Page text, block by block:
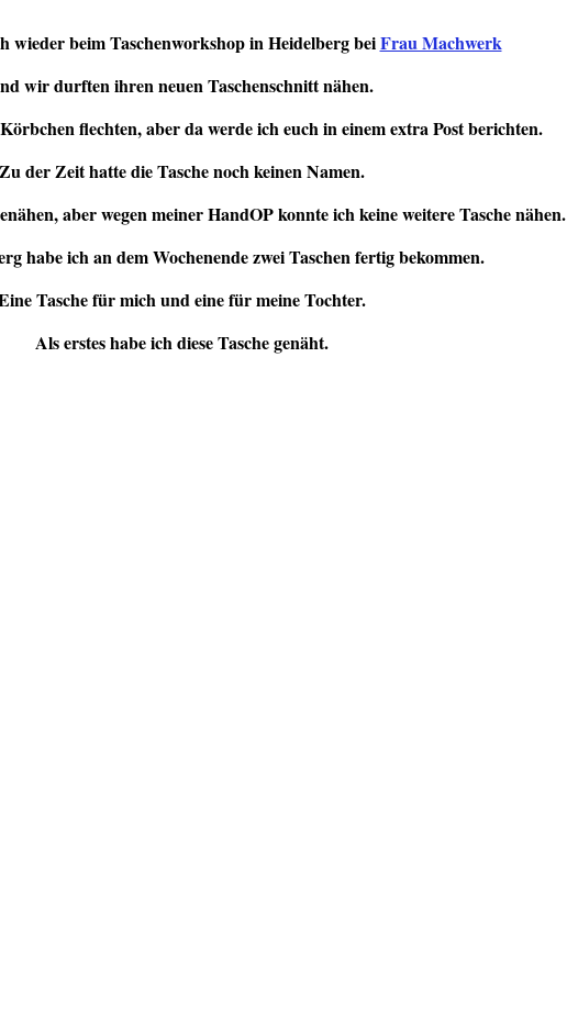
wieder beim Taschenworkshop in Heidelberg beiFrau Machwerk
wir durften ihren neuen Taschenschnitt nähen.
flechten, aber da werde ich euch in einem extra Post berichten.
Zu der Zeit hatte die Tasche noch keinen Namen.
aber wegen meiner HandOP konnte ich keine weitere Tasche nähen.
habe ich an dem Wochenende zwei Taschen fertig bekommen.
Tasche für mich und eine für meine Tochter.
Als erstes habe ich diese Tasche genäht.